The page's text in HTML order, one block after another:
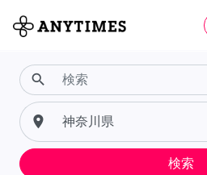
search
place
検索